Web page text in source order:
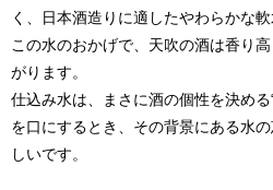
く、日本酒造りに適したやわらかな軟
この水のおかげで、天吹の酒は香り
がります。
仕込み水は、まさに酒の個性を決め
を口にするとき、その背景にある水
しいです。